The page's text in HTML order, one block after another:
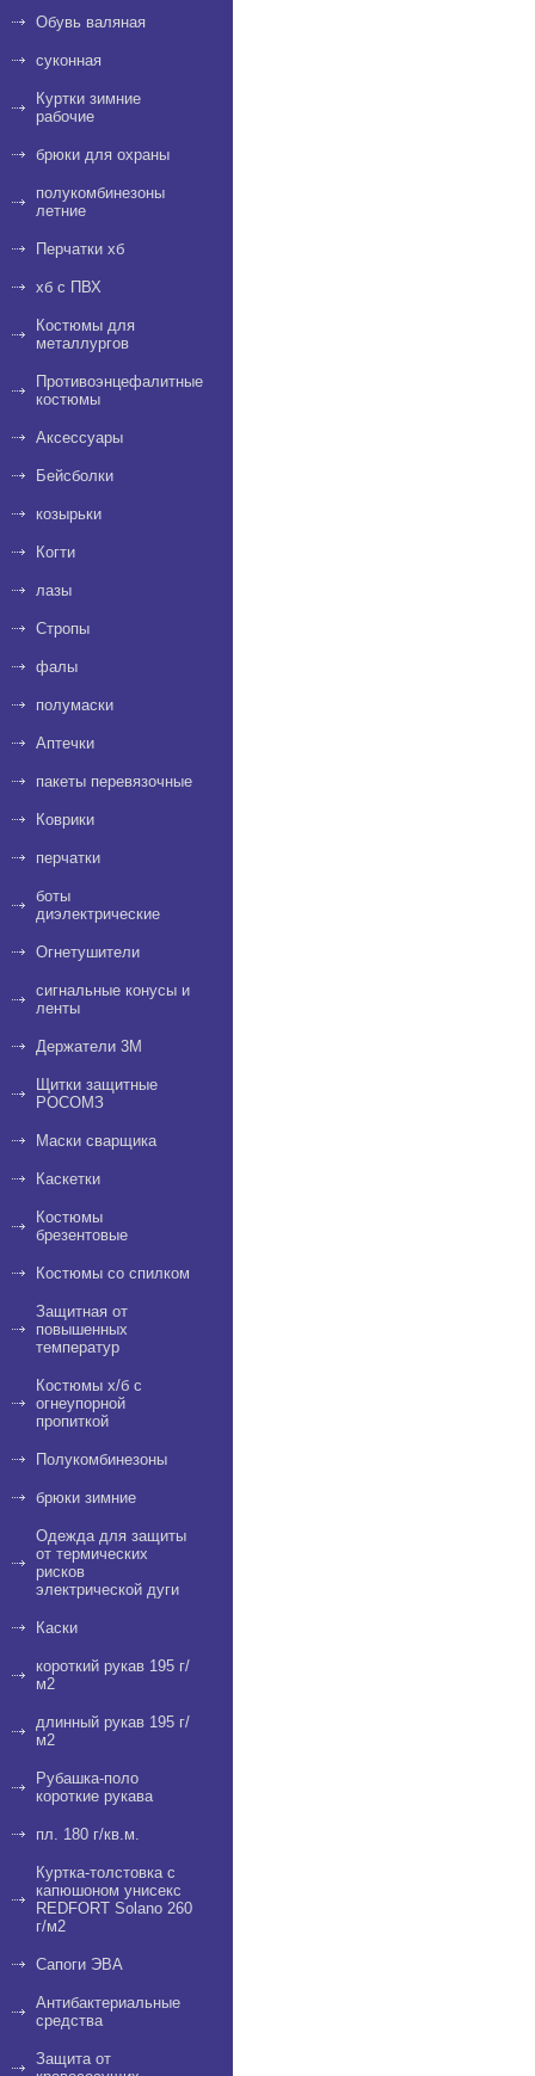
Обувь валяная
суконная
Куртки зимние
рабочие
брюки для охраны
полукомбинезоны
летние
Перчатки хб
хб с ПВХ
Костюмы для
металлургов
Противоэнцефалитные
костюмы
Аксессуары
Бейсболки
козырьки
Когти
лазы
Стропы
фалы
полумаски
Аптечки
пакеты перевязочные
Коврики
перчатки
боты
диэлектрические
Огнетушители
сигнальные конусы и
ленты
Держатели 3M
Щитки защитные
РОСОМЗ
Маски сварщика
Каскетки
Костюмы
брезентовые
Костюмы со спилком
Защитная от
повышенных
температур
Костюмы х/б с
огнеупорной
пропиткой
Полукомбинезоны
брюки зимние
Одежда для защиты
от термических
рисков
электрической дуги
Каски
короткий рукав 195 г/
м2
длинный рукав 195 г/
м2
Рубашка-поло
короткие рукава
пл. 180 г/кв.м.
Куртка-толстовка с
капюшоном унисекс
REDFORT Solano 260
г/м2
Сапоги ЭВА
Антибактериальные
средства
Защита от